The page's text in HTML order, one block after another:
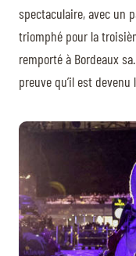
spectaculaire, avec un
triomphé pour la
remporté à Bordeaux
preuve qu’il est devenu